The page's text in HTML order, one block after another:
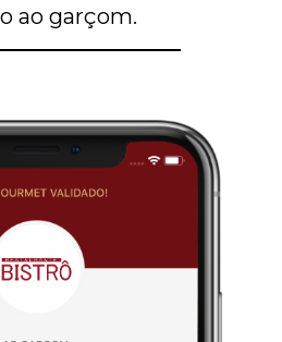
ao garçom.